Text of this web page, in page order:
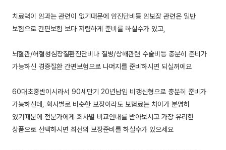
치료력이 암과는 관련이 없기때문에 암진단비등 암보장 관련은 일반
보험으로 간편보험 보다 저렴하게 준비를 하실수가 있고,
뇌혈관/허혈성심장질환진단비나 질병/상해관련 수술비등 충분히 준비가
가능하신 경증질환 간편보험으로 나머지를 준비하시면 되실꺼에요
60대초중반이시라서 90세만기 20년납입 비갱신형으로 충분히 준비가
가능하신데, 회사별로 비슷한 보장이라도 보험료는 차이가 분명히
있기때문에 전문가에게 회사별 비교안내를 받아보시고 가장 유리한
상품으로 선택하시면 최선의 보장준비를 하실수가 있으세요